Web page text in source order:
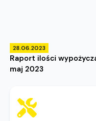
28.06.2023
Raport ilości
maj 2023